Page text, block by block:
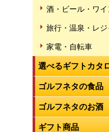
酒・ビール・ワイ
旅行・温泉・レジ
家電・自転車
選べるギフトカタ
ゴルフネタの食品
ゴルフネタのお酒
ギフト商品